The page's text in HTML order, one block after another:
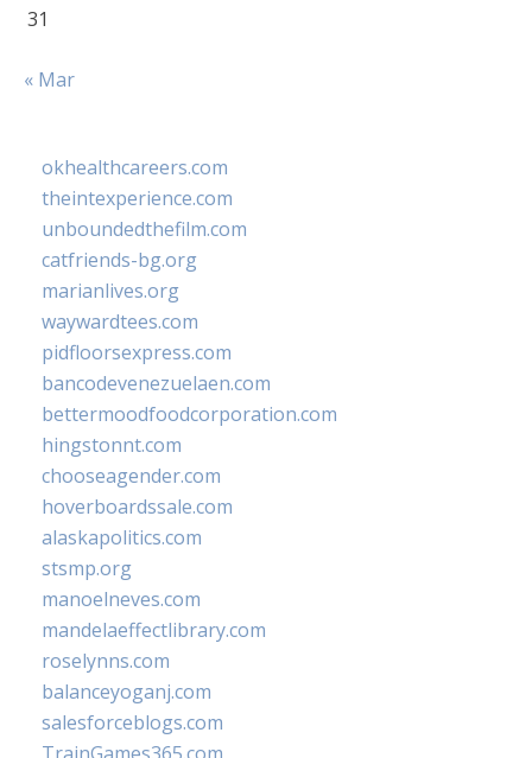
31
« Mar
okhealthcareers.com
theintexperience.com
unboundedthefilm.com
catfriends-bg.org
marianlives.org
waywardtees.com
pidfloorsexpress.com
bancodevenezuelaen.com
bettermoodfoodcorporation.com
hingstonnt.com
chooseagender.com
hoverboardssale.com
alaskapolitics.com
stsmp.org
manoelneves.com
mandelaeffectlibrary.com
roselynns.com
balanceyoganj.com
salesforceblogs.com